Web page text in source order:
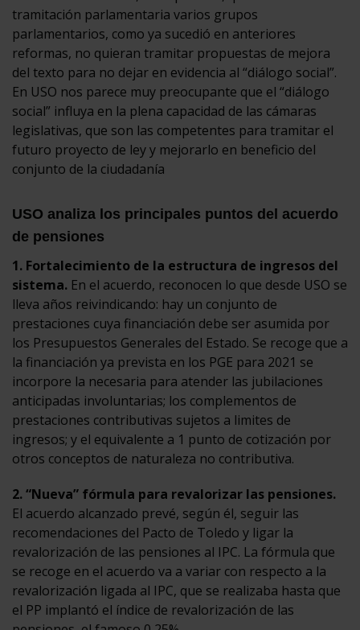
tramitación parlamentaria varios grupos
parlamentarios, como ya sucedió en anteriores
reformas, no quieran tramitar propuestas de mejora
del texto para no dejar en evidencia al “diálogo social”.
En USO nos parece muy preocupante que el “diálogo
social” influya en la plena capacidad de las cámaras
legislativas, que son las competentes para tramitar el
futuro proyecto de ley y mejorarlo en beneficio del
conjunto de la ciudadanía
USO analiza los principales puntos del acuerdo
de pensiones
1. Fortalecimiento de la estructura de ingresos del
sistema. En el acuerdo, reconocen lo que desde USO se
lleva años reivindicando: hay un conjunto de
prestaciones cuya financiación debe ser asumida por
los Presupuestos Generales del Estado. Se recoge que a
la financiación ya prevista en los PGE para 2021 se
incorpore la necesaria para atender las jubilaciones
anticipadas involuntarias; los complementos de
prestaciones contributivas sujetos a limites de
ingresos; y el equivalente a 1 punto de cotización por
otros conceptos de naturaleza no contributiva.
2. “Nueva” fórmula para revalorizar las pensiones.
El acuerdo alcanzado prevé, según él, seguir las
recomendaciones del Pacto de Toledo y ligar la
revalorización de las pensiones al IPC. La fórmula que
se recoge en el acuerdo va a variar con respecto a la
revalorización ligada al IPC, que se realizaba hasta que
el PP implantó el índice de revalorización de las